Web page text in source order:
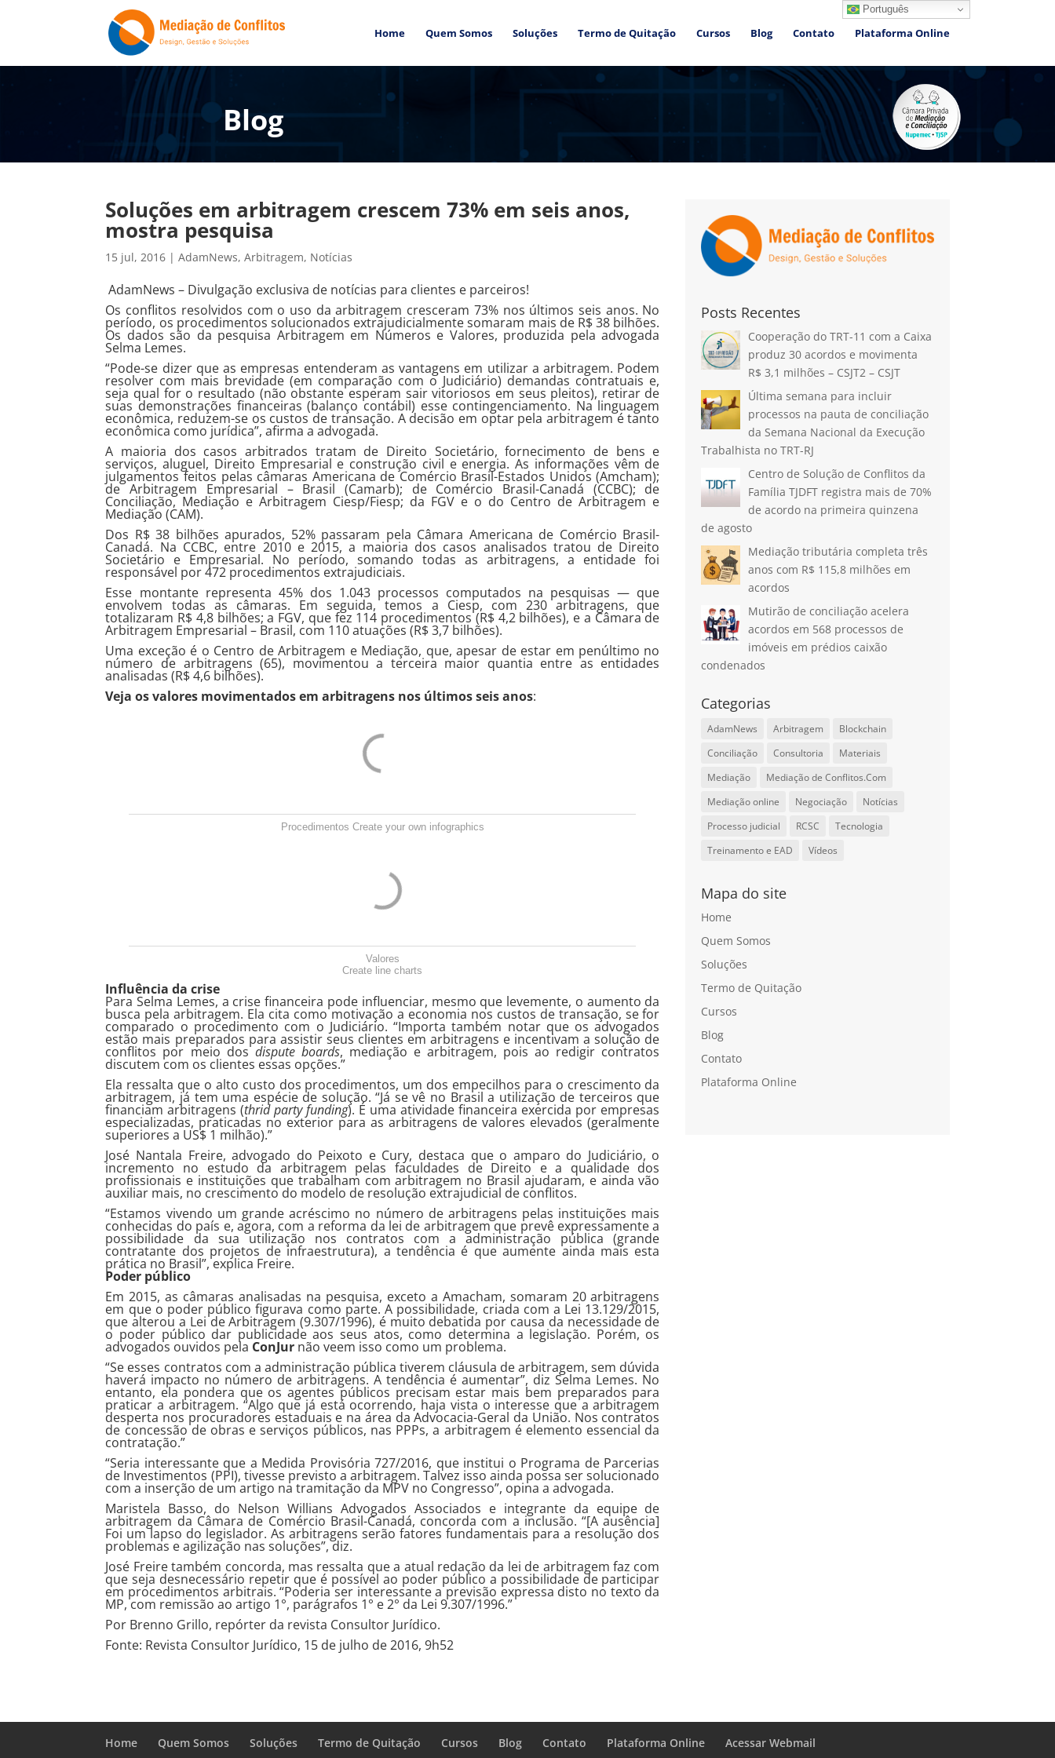
Home Quem Somos Soluções Termo de Quitação Cursos Blog Contato Plataforma Online
Blog
Soluções em arbitragem crescem 73% em seis anos,
mostra pesquisa
15 jul, 2016 |AdamNews,Arbitragem, Notícias
AdamNews – Divulgação exclusiva de notícias para clientes e parceiros!
Os conflitos resolvidos com o uso da arbitragem cresceram 73% nos últimos seis anos. No
período, os procedimentos solucionados extrajudicialmente somaram mais de R$ 38 bilhões.
Os dados são da pesquisa Arbitragem em Números e Valores, produzida pela advogada
Selma Lemes.
“Pode-se dizer que as empresas entenderam as vantagens em utilizar a arbitragem. Podem
resolver com mais brevidade (em comparação com o Judiciário) demandas contratuais e,
seja qual for o resultado (não obstante esperam sair vitoriosos em seus pleitos), retirar de
suas demonstrações financeiras (balanço contábil) esse contingenciamento. Na linguagem
econômica, reduzem-se os custos de transação. A decisão em optar pela arbitragem é tanto
econômica como jurídica”, afirma a advogada.
A maioria dos casos arbitrados tratam de Direito Societário, fornecimento de bens e
serviços, aluguel, Direito Empresarial e construção civil e energia. As informações vêm de
julgamentos feitos pelas câmaras Americana de Comércio Brasil-Estados Unidos (Amcham);
de Arbitragem Empresarial – Brasil (Camarb); de Comércio Brasil-Canadá (CCBC); de
Conciliação, Mediação e Arbitragem Ciesp/Fiesp; da FGV e o do Centro de Arbitragem e
Mediação (CAM).
Dos R$ 38 bilhões apurados, 52% passaram pela Câmara Americana de Comércio Brasil-
Canadá. Na CCBC, entre 2010 e 2015, a maioria dos casos analisados tratou de Direito
Societário e Empresarial. No período, somando todas as arbitragens, a entidade foi
responsável por 472 procedimentos extrajudiciais.
Esse montante representa 45% dos 1.043 processos computados na pesquisas — que
envolvem todas as câmaras. Em seguida, temos a Ciesp, com 230 arbitragens, que
totalizaram R$ 4,8 bilhões; a FGV, que fez 114 procedimentos (R$ 4,2 bilhões), e a Câmara de
Arbitragem Empresarial – Brasil, com 110 atuações (R$ 3,7 bilhões).
Uma exceção é o Centro de Arbitragem e Mediação, que, apesar de estar em penúltimo no
número de arbitragens (65), movimentou a terceira maior quantia entre as entidades
analisadas (R$ 4,6 bilhões).
Veja os valores movimentados em arbitragens nos últimos seis anos:
Procedimentos Create your own infographics
Valores
Create line charts
Influência da crise
Para Selma Lemes, a crise financeira pode influenciar, mesmo que levemente, o aumento da
busca pela arbitragem. Ela cita como motivação a economia nos custos de transação, se for
comparado o procedimento com o Judiciário. “Importa também notar que os advogados
estão mais preparados para assistir seus clientes em arbitragens e incentivam a solução de
conflitos por meio dos dispute boards, mediação e arbitragem, pois ao redigir contratos
discutem com os clientes essas opções.”
Ela ressalta que o alto custo dos procedimentos, um dos empecilhos para o crescimento da
arbitragem, já tem uma espécie de solução. “Já se vê no Brasil a utilização de terceiros que
financiam arbitragens (thrid party funding). É uma atividade financeira exercida por empresas
especializadas, praticadas no exterior para as arbitragens de valores elevados (geralmente
superiores a US$ 1 milhão).”
José Nantala Freire, advogado do Peixoto e Cury, destaca que o amparo do Judiciário, o
incremento no estudo da arbitragem pelas faculdades de Direito e a qualidade dos
profissionais e instituições que trabalham com arbitragem no Brasil ajudaram, e ainda vão
auxiliar mais, no crescimento do modelo de resolução extrajudicial de conflitos.
“Estamos vivendo um grande acréscimo no número de arbitragens pelas instituições mais
conhecidas do país e, agora, com a reforma da lei de arbitragem que prevê expressamente a
possibilidade da sua utilização nos contratos com a administração pública (grande
contratante dos projetos de infraestrutura), a tendência é que aumente ainda mais esta
prática no Brasil”, explica Freire.
Poder público
Em 2015, as câmaras analisadas na pesquisa, exceto a Amacham, somaram 20 arbitragens
em que o poder público figurava como parte. A possibilidade, criada com a Lei 13.129/2015,
que alterou a Lei de Arbitragem (9.307/1996), é muito debatida por causa da necessidade de
o poder público dar publicidade aos seus atos, como determina a legislação. Porém, os
advogados ouvidos pela ConJur não veem isso como um problema.
“Se esses contratos com a administração pública tiverem cláusula de arbitragem, sem dúvida
haverá impacto no número de arbitragens. A tendência é aumentar”, diz Selma Lemes. No
entanto, ela pondera que os agentes públicos precisam estar mais bem preparados para
praticar a arbitragem. “Algo que já está ocorrendo, haja vista o interesse que a arbitragem
desperta nos procuradores estaduais e na área da Advocacia-Geral da União. Nos contratos
de concessão de obras e serviços públicos, nas PPPs, a arbitragem é elemento essencial da
contratação.”
“Seria interessante que a Medida Provisória 727/2016, que institui o Programa de Parcerias
de Investimentos (PPI), tivesse previsto a arbitragem. Talvez isso ainda possa ser solucionado
com a inserção de um artigo na tramitação da MPV no Congresso”, opina a advogada.
Maristela Basso, do Nelson Willians Advogados Associados e integrante da equipe de
arbitragem da Câmara de Comércio Brasil-Canadá, concorda com a inclusão. “[A ausência]
Foi um lapso do legislador. As arbitragens serão fatores fundamentais para a resolução dos
problemas e agilização nas soluções”, diz.
José Freire também concorda, mas ressalta que a atual redação da lei de arbitragem faz com
que seja desnecessário repetir que é possível ao poder público a possibilidade de participar
em procedimentos arbitrais. “Poderia ser interessante a previsão expressa disto no texto da
MP, com remissão ao artigo 1°, parágrafos 1° e 2° da Lei 9.307/1996.”
Por Brenno Grillo, repórter da revista Consultor Jurídico.
Fonte: Revista Consultor Jurídico, 15 de julho de 2016, 9h52
Posts Recentes
Cooperação do TRT-11 com a Caixa
produz 30 acordos e movimenta
R$ 3,1 milhões – CSJT2 – CSJT
Última semana para incluir
processos na pauta de conciliação
da Semana Nacional da Execução
Trabalhista no TRT-RJ
Centro de Solução de Conflitos da
Família TJDFT registra mais de 70%
de acordo na primeira quinzena
de agosto
Mediação tributária completa três
anos com R$ 115,8 milhões em
acordos
Mutirão de conciliação acelera
acordos em 568 processos de
imóveis em prédios caixão
condenados
Categorias
AdamNews Arbitragem
Blockchain
Conciliação
Consultoria
Materiais
Mediação
Mediação de Conflitos.Com
Mediação online
Negociação
Notícias
Processo judicial
RCSC
Tecnologia
Treinamento e EAD
Vídeos
Mapa do site
Home
Quem Somos
Soluções
Termo de Quitação
Cursos
Blog
Contato
Plataforma Online
Home Quem Somos Soluções Termo de Quitação Cursos Blog Contato Plataforma Online Acessar Webmail
Português